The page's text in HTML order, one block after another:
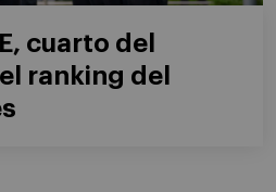
cuarto del
ranking del